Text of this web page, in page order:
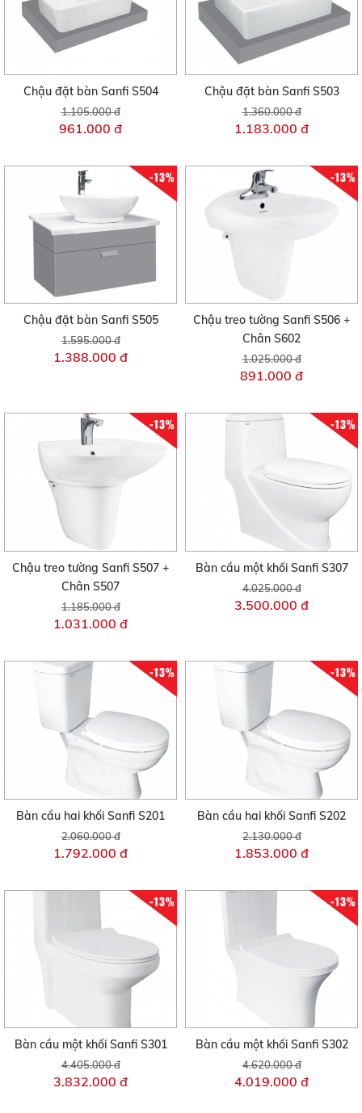
Chậu đặt bàn Sanfi S504
1.105.000 đ
961.000 đ
Chậu đặt bàn Sanfi S503
1.360.000 đ
1.183.000 đ
-13%
Chậu đặt bàn Sanfi S505
1.595.000 đ
1.388.000 đ
-13%
Chậu treo tường Sanfi S506 +
Chân S602
1.025.000 đ
891.000 đ
-13%
Chậu treo tường Sanfi S507 +
Chân S507
1.185.000 đ
1.031.000 đ
-13%
Bàn cầu một khối Sanfi S307
4.025.000 đ
3.500.000 đ
-13%
Bàn cầu hai khối Sanfi S201
2.060.000 đ
1.792.000 đ
-13%
Bàn cầu hai khối Sanfi S202
2.130.000 đ
1.853.000 đ
-13%
Bàn cầu một khối Sanfi S301
4.405.000 đ
3.832.000 đ
-13%
Bàn cầu một khối Sanfi S302
4.620.000 đ
4.019.000 đ